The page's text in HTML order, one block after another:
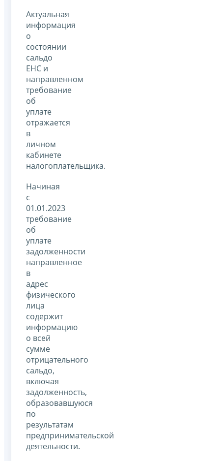
Актуальная
информация
о
состоянии
сальдо
ЕНС и
направленном
требование
об
уплате
отражается
в
личном
кабинете
налогоплательщика.
Начиная
с
01.01.2023
требование
об
уплате
задолженности
направленное
в
адрес
физического
лица
содержит
информацию
о всей
сумме
отрицательного
сальдо,
включая
задолженность,
образовавшуюся
по
результатам
предпринимательской
деятельности.